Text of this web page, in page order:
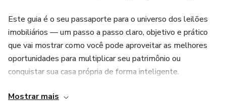
Este guia é o seu passaporte para o universo dos leilões
imobiliários — um passo a passo claro, objetivo e prático
que vai mostrar como você pode aproveitar as melhores
oportunidades para multiplicar seu patrimônio ou
conquistar sua casa própria de forma inteligente.
Seja você um investidor experiente ou alguém que está
Mostrar mais